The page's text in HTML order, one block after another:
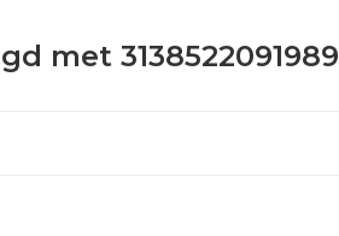
met 3138522091989